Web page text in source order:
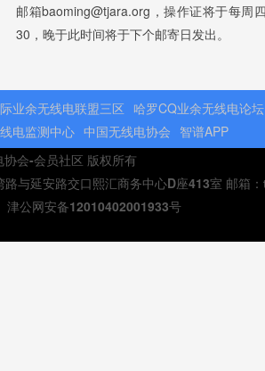
邮箱baoming@tjara.org，操作证将于每周
30，晚于此时间将于下个邮寄日发出。
业余无线电联盟三区
哈罗CQ业余无线电论坛
电监测中心 中国无线电协会 智谱APP
会-会员社区 版权所有
路与延安路交口熙汇商务中心D座413室 邮箱
津公网安备12010402001933号